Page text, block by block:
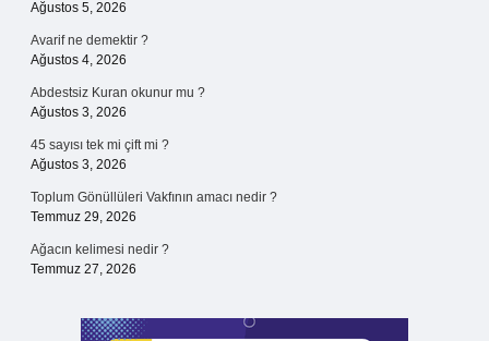
Ağustos 5, 2026
Avarif ne demektir ?
Ağustos 4, 2026
Abdestsiz Kuran okunur mu ?
Ağustos 3, 2026
45 sayısı tek mi çift mi ?
Ağustos 3, 2026
Toplum Gönüllüleri Vakfının amacı nedir ?
Temmuz 29, 2026
Ağacın kelimesi nedir ?
Temmuz 27, 2026